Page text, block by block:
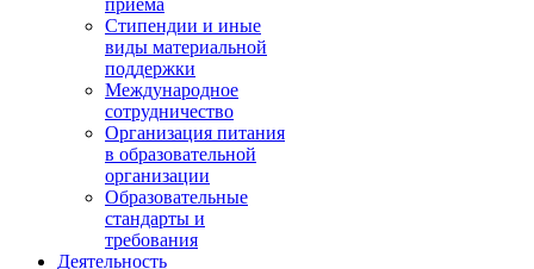
приема
Стипендии и иные
виды материальной
поддержки
Международное
сотрудничество
Организация питания
в образовательной
организации
Образовательные
стандарты и
требования
Деятельность